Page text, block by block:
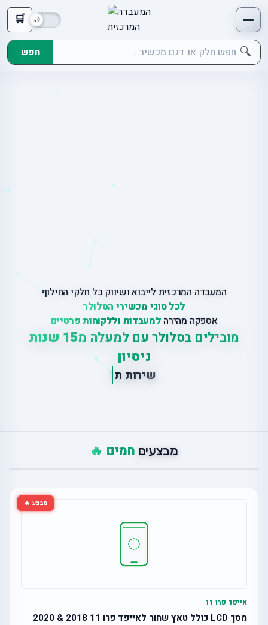
🛒
🔍 חפש
המעבדה המרכזית לייבוא ושיווק כל חלקי החילוף
לכל סוגי מכשירי הסלולר
אספקה מהירה למעבדות וללקוחות פרטיים
מובילים בסלולר עם למעלה מ
15 שנות
ניסיון
ת תיקו נים
מבצעים חמים 🔥
מבצע 🔥
אייפד פרו 11
מסך LCD כולל טאץ שחור לאייפד פרו 11 2018 & 2020